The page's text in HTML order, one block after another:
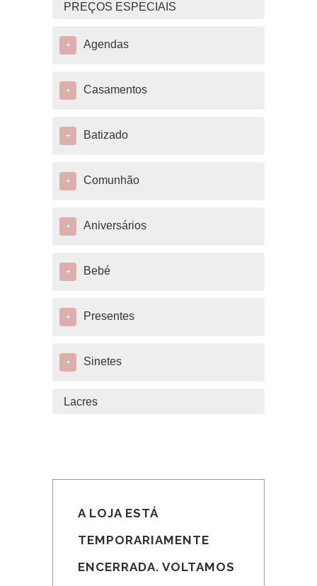
PREÇOS ESPECIAIS
+ Agendas
+ Casamentos
+ Batizado
+ Comunhão
+ Aniversários
+ Bebé
+ Presentes
+ Sinetes
Lacres
A LOJA ESTÁ
TEMPORARIAMENTE
ENCERRADA. VOLTAMOS